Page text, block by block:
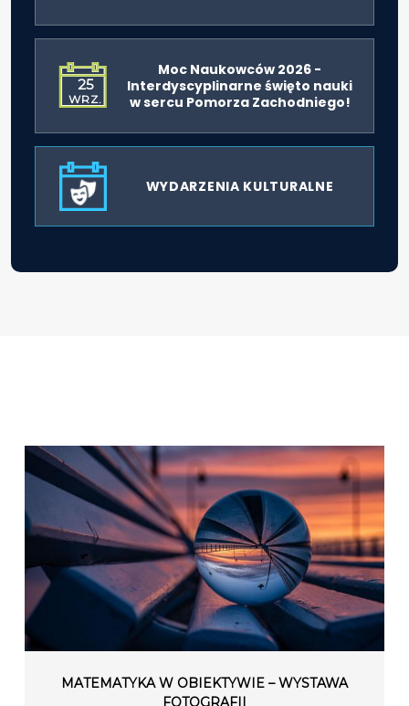
25
WRZ.
Moc Naukowców 2026 -
Interdyscyplinarne święto nauki
w sercu Pomorza Zachodniego!
WYDARZENIA KULTURALNE
MATEMATYKA W OBIEKTYWIE – WYSTAWA
FOTOGRAFII